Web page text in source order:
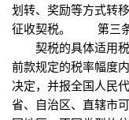
划转、奖励等方式转
征收契税。 第三条
契税的具体适用税
前款规定的税率幅度
决定，并报全国人
省、自治区、直辖市